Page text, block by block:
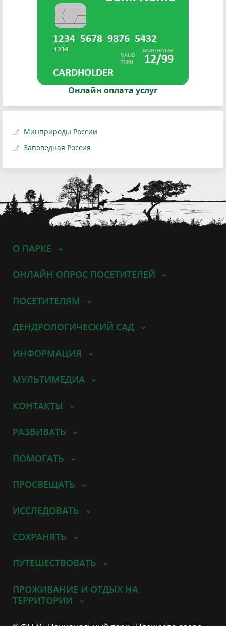
Онлайн оплата услуг
Минприроды России
Заповедная Россия
О ПАРКЕ
ОНЛАЙН ОПРОС ПОСЕТИТЕЛЕЙ
ПОСЕТИТЕЛЯМ
ДЕНДРОЛОГИЧЕСКИЙ САД
ИНФОРМАЦИЯ
МУЛЬТИМЕДИА
КОНТАКТЫ
РАЗВИВАТЬ
ПОМОГАТЬ
ПРОСВЕЩАТЬ
ИССЛЕДОВАТЬ
СОХРАНЯТЬ
ПУТЕШЕСТВОВАТЬ
ПРОЖИВАНИЕ И ОТДЫХ НА
ТЕРРИТОРИИ